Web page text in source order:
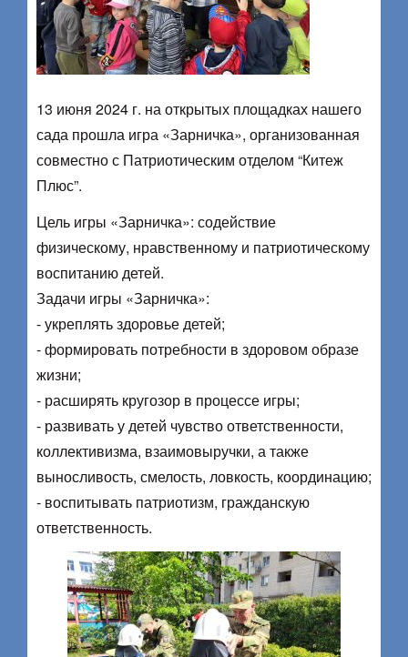
13 июня 2024 г. на открытых площадках нашего
сада прошла игра «Зарничка», организованная
совместно с Патриотическим отделом “Китеж
Плюс”.
Цель игры «Зарничка»: содействие
физическому, нравственному и патриотическому
воспитанию детей.
Задачи игры «Зарничка»:
​- укреплять здоровье детей;
​- формировать потребности в здоровом образе
жизни;
​- расширять кругозор в процессе игры;
​- развивать у детей чувство ответственности,
коллективизма, взаимовыручки, а также
выносливость, смелость, ловкость, координацию;
​- воспитывать патриотизм, гражданскую
ответственность.